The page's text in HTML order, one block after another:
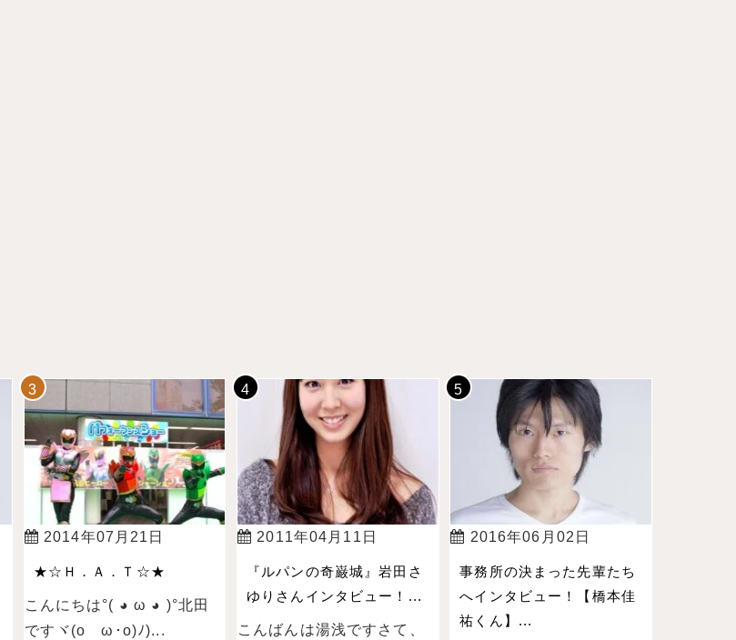
2014年07月21日
★☆Ｈ．Ａ．Ｔ☆★
こんにちは°( ◕ ω ◕ )°北田
ですヾ(oゝω･o)ﾉ)...
2011年04月11日
『ルパンの奇巌城』岩田さ
ゆりさんインタビュー！...
こんばんは湯浅ですさて、
2016年06月02日
事務所の決まった先輩たち
へインタビュー！【橋本佳
祐くん】...